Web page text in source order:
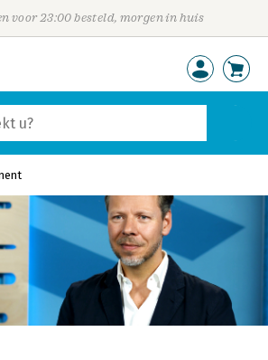
voor 23:00 besteld, morgen in huis